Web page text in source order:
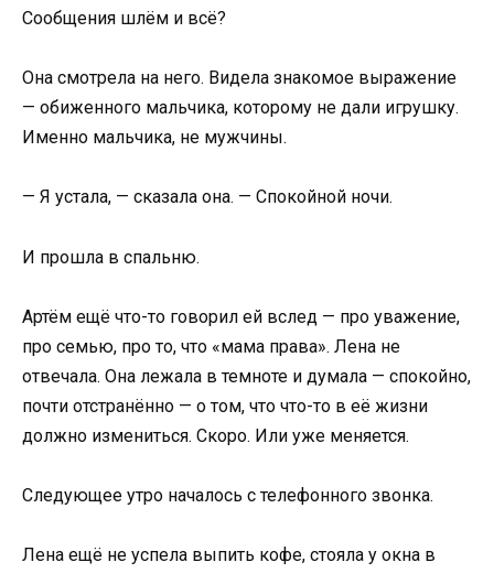
Сообщения шлём и всё?
Она смотрела на него. Видела знакомое выражение
— обиженного мальчика, которому не дали игрушку.
Именно мальчика, не мужчины.
— Я устала, — сказала она. — Спокойной ночи.
И прошла в спальню.
Артём ещё что-то говорил ей вслед — про уважение,
про семью, про то, что «мама права». Лена не
отвечала. Она лежала в темноте и думала — спокойно,
почти отстранённо — о том, что что-то в её жизни
должно измениться. Скоро. Или уже меняется.
Следующее утро началось с телефонного звонка.
Лена ещё не успела выпить кофе, стояла у окна в